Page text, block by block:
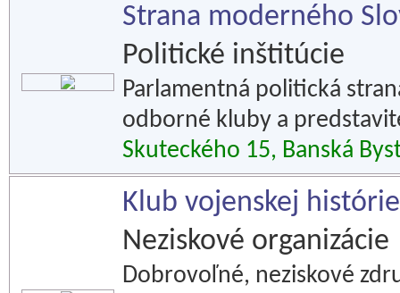
Strana moderného
Politické inštitúcie
Parlamentná politická
odborné kluby a
Skuteckého 15, Banská
Klub vojenskej
Neziskové organizácie
Dobrovoľné, neziskové